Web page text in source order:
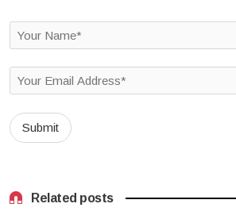
Related posts